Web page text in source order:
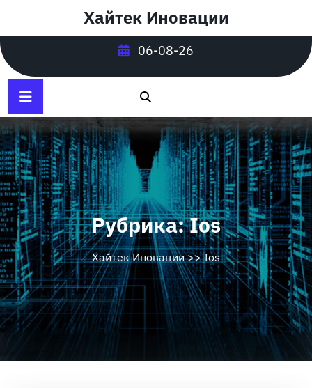
содержимому
Хайтек Иновации
06-08-26
Рубрика:Ios
Хайтек Иновации>>Ios